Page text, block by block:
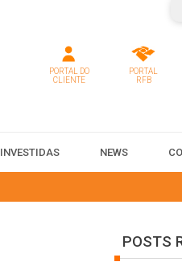
PORTAL DO
CLIENTE
PORTAL
RFB
INVESTIDAS NEWS
POSTS